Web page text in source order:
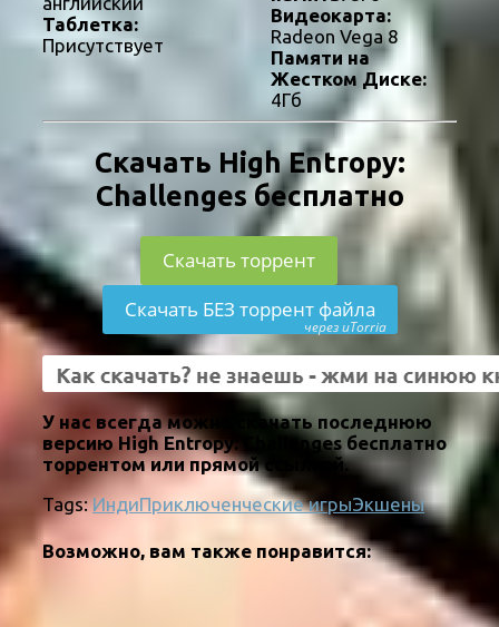
Таблетка:
Присутствует
Видеокарта:
Radeon Vega 8
Памяти на
Жестком Диске:
4Гб
Скачать High Entropy:
Challenges бесплатно
Скачать торрент
Скачать БЕЗ торрент файла
через uTorria
У нас всегда можно скачать последнюю
версию High Entropy: Challenges бесплатно
торрентом или прямой ссылкой.
Tags: ИндиПриключенческие игрыЭкшены
Возможно, вам также понравится: